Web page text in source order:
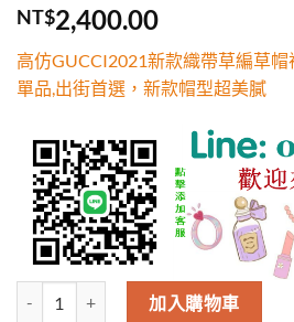
評分5.00/
5，已有
1
位
分
NT$2,400.00
高仿GUCCI2021新款織帶草編草
單品,出街首選，新款帽型超美膩
高仿GUCCI2021新款織帶草編草帽禮
加入購物車